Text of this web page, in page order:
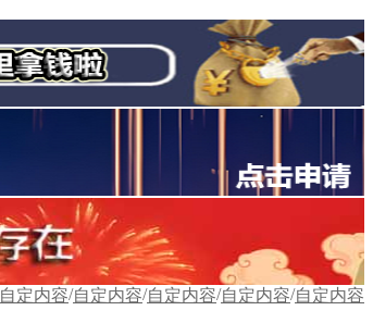
自定内容
/
自定内容
/
自定内容
/
自定内容
/
自定内容